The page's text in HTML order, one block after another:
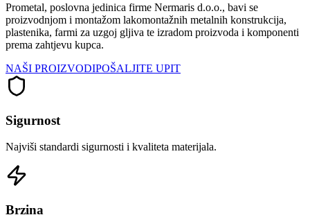
Prometal, poslovna jedinica firme Nermaris d.o.o., bavi se
proizvodnjom i montažom lakomontažnih metalnih konstrukcija,
plastenika, farmi za uzgoj gljiva te izradom proizvoda i komponenti
prema zahtjevu kupca.
NAŠI PROIZVODIPOŠALJITE UPIT
Sigurnost
Najviši standardi sigurnosti i kvaliteta materijala.
Brzina